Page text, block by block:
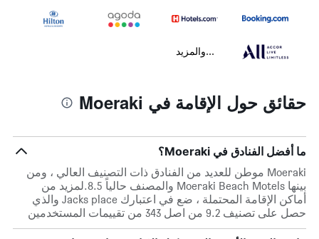
...والمزيد
حقائق حول الإقامة في Moeraki
ما أفضل الفنادق في Moeraki؟
Moeraki موطن للعديد من الفنادق ذات التصنيف العالي ، ومن
بينها Moeraki Beach Motels والمصنف حالياً 8.5.لمزيد من
أماكن الإقامة المحتملة ، ضع في اعتبارك Jacks place والذي
حصل على تصنيف 9.2 من اصل 343 من تقييمات المستخدمين